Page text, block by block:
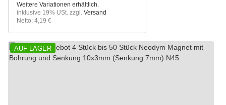
Weitere Variationen erhältlich.
inklusive 19% USt. zzgl. Versand
Netto: 4,19 €
AUF LAGER